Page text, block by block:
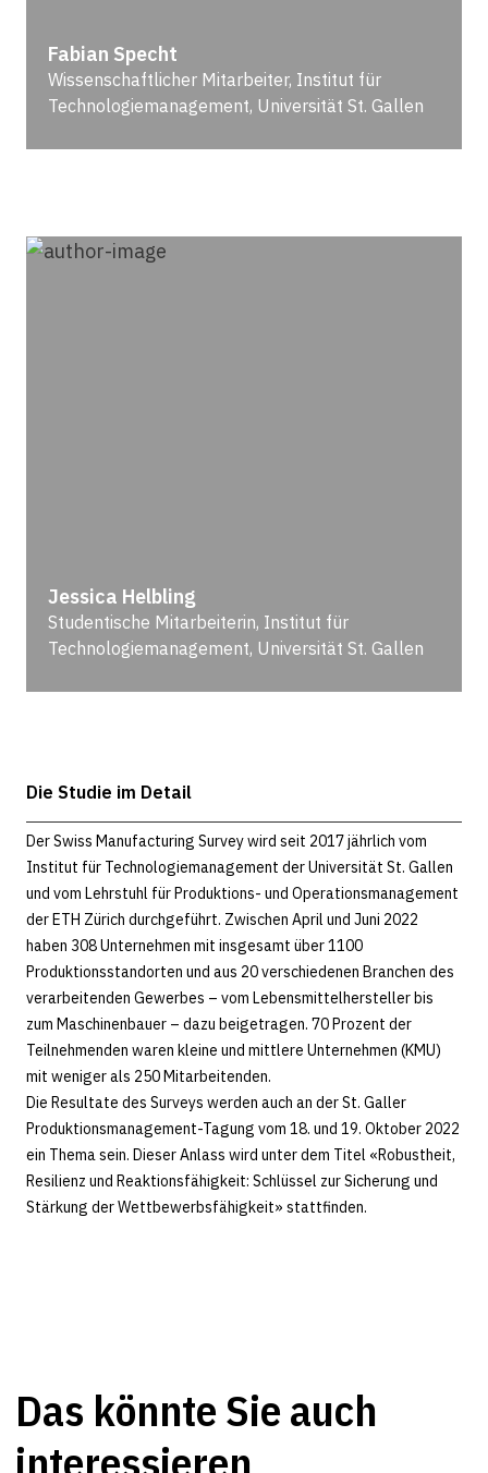
Fabian Specht
Wissenschaftlicher Mitarbeiter, Institut für
Technologiemanagement, Universität St. Gallen
Jessica Helbling
Studentische Mitarbeiterin, Institut für
Technologiemanagement, Universität St. Gallen
Die Studie im Detail
Der Swiss Manufacturing Survey wird seit 2017 jährlich vom
Institut für Technologiemanagement der Universität St. Gallen
und vom Lehrstuhl für Produktions- und Operationsmanagement
der ETH Zürich durchgeführt. Zwischen April und Juni 2022
haben 308 Unternehmen mit insgesamt über 1100
Produktionsstandorten und aus 20 verschiedenen Branchen des
verarbeitenden Gewerbes – vom Lebensmittelhersteller bis
zum Maschinenbauer – dazu beigetragen. 70 Prozent der
Teilnehmenden waren kleine und mittlere Unternehmen (KMU)
mit weniger als 250 Mitarbeitenden.
Die Resultate des Surveys werden auch an der St. Galler
Produktionsmanagement-Tagung vom 18. und 19. Oktober 2022
ein Thema sein. Dieser Anlass wird unter dem Titel «Robustheit,
Resilienz und Reaktionsfähigkeit: Schlüssel zur Sicherung und
Stärkung der Wettbewerbsfähigkeit» stattfinden.
Das könnte Sie auch